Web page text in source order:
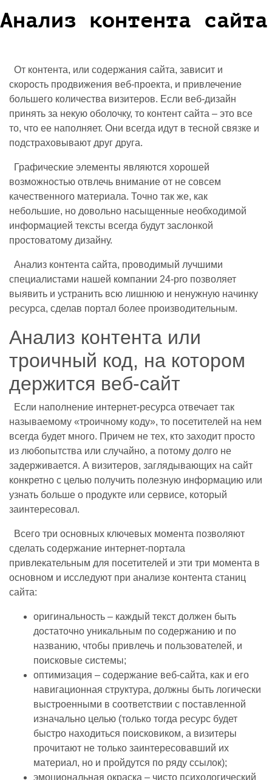
Анализ контента сайта
От контента, или содержания сайта, зависит и
скорость продвижения веб-проекта, и привлечение
большего количества визитеров. Если веб-дизайн
принять за некую оболочку, то контент сайта – это все
то, что ее наполняет. Они всегда идут в тесной связке и
подстраховывают друг друга.
Графические элементы являются хорошей
возможностью отвлечь внимание от не совсем
качественного материала. Точно так же, как
небольшие, но довольно насыщенные необходимой
информацией тексты всегда будут заслонкой
простоватому дизайну.
Анализ контента сайта, проводимый лучшими
специалистами нашей компании 24-pro позволяет
выявить и устранить всю лишнюю и ненужную начинку
ресурса, сделав портал более производительным.
Анализ контента или
троичный код, на котором
держится веб-сайт
Если наполнение интернет-ресурса отвечает так
называемому «троичному коду», то посетителей на нем
всегда будет много. Причем не тех, кто заходит просто
из любопытства или случайно, а потому долго не
задерживается. А визитеров, заглядывающих на сайт
конкретно с целью получить полезную информацию или
узнать больше о продукте или сервисе, который
заинтересовал.
Всего три основных ключевых момента позволяют
сделать содержание интернет-портала
привлекательным для посетителей и эти три момента в
основном и исследуют при анализе контента станиц
сайта:
оригинальность – каждый текст должен быть
достаточно уникальным по содержанию и по
названию, чтобы привлечь и пользователей, и
поисковые системы;
оптимизация – содержание веб-сайта, как и его
навигационная структура, должны быть логически
выстроенными в соответствии с поставленной
изначально целью (только тогда ресурс будет
быстро находиться поисковиком, а визитеры
прочитают не только заинтересовавший их
материал, но и пройдутся по ряду ссылок);
эмоциональная окраска – чисто психологический